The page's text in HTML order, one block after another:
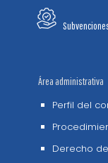
Área administrativa
Perfil del
Derecho